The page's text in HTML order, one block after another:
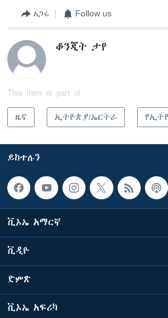
አጋሩ Follow us
ቆንጂት ታየ
This item is part of
ዜና ኢትዮጵያ/ኤርትራ
ይከተሉን
ቪኦኤ አማርኛ
ቪዲዮ
ድምጽ
ቪኦኤ አፍሪካ